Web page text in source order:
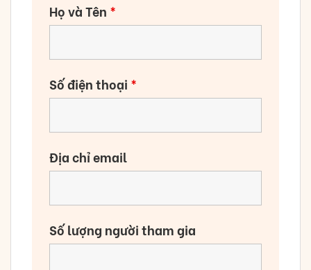
Họ và Tên *
Số điện thoại *
Địa chỉ email
Số lượng người tham gia